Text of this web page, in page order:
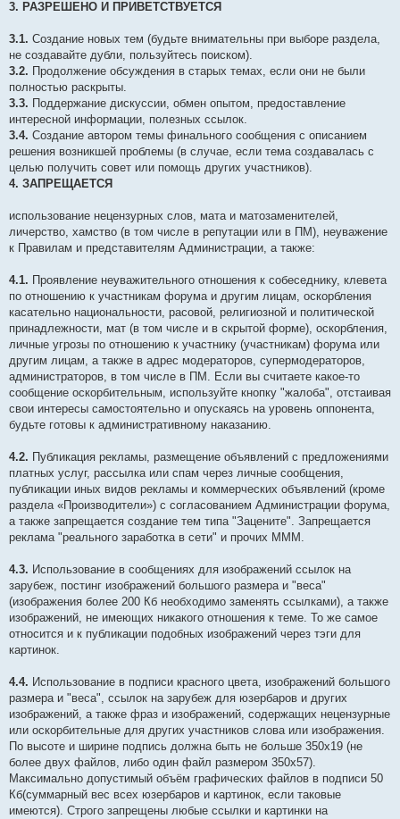
3. РАЗРЕШЕНО И ПРИВЕТСТВУЕТСЯ
3.1. Создание новых тем (будьте внимательны при выборе раздела,
не создавайте дубли, пользуйтесь поиском).
3.2. Продолжение обсуждения в старых темах, если они не были
полностью раскрыты.
3.3. Поддержание дискуссии, обмен опытом, предоставление
интересной информации, полезных ссылок.
3.4. Создание автором темы финального сообщения с описанием
решения возникшей проблемы (в случае, если тема создавалась с
целью получить совет или помощь других участников).
4. ЗАПРЕЩАЕТСЯ
использование нецензурных слов, мата и матозаменителей,
личерство, хамство (в том числе в репутации или в ПМ), неуважение
к Правилам и представителям Администрации, а также:
4.1. Проявление неуважительного отношения к собеседнику, клевета
по отношению к участникам форума и другим лицам, оскорбления
касательно национальности, расовой, религиозной и политической
принадлежности, мат (в том числе и в скрытой форме), оскорбления,
личные угрозы по отношению к участнику (участникам) форума или
другим лицам, а также в адрес модераторов, супермодераторов,
администраторов, в том числе в ПМ. Если вы считаете какое-то
сообщение оскорбительным, используйте кнопку "жалоба", отстаивая
свои интересы самостоятельно и опускаясь на уровень оппонента,
будьте готовы к административному наказанию.
4.2. Публикация рекламы, размещение объявлений с предложениями
платных услуг, рассылка или спам через личные сообщения,
публикации иных видов рекламы и коммерческих объявлений (кроме
раздела «Производители») с согласованием Администрации форума,
а также запрещается создание тем типа "Зацените". Запрещается
реклама "реального заработка в сети" и прочих МММ.
4.3. Использование в сообщениях для изображений ссылок на
зарубеж, постинг изображений большого размера и "веса"
(изображения более 200 Кб необходимо заменять ссылками), а также
изображений, не имеющих никакого отношения к теме. То же самое
относится и к публикации подобных изображений через тэги для
картинок.
4.4. Использование в подписи красного цвета, изображений большого
размера и "веса", ссылок на зарубеж для юзербаров и других
изображений, а также фраз и изображений, содержащих нецензурные
или оскорбительные для других участников слова или изображения.
По высоте и ширине подпись должна быть не больше 350х19 (не
более двух файлов, либо один файл размером 350х57).
Максимально допустимый объём графических файлов в подписи 50
Кб(суммарный вес всех юзербаров и картинок, если таковые
имеются). Строго запрещены любые ссылки и картинки на